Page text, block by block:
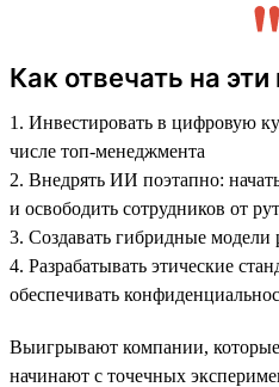
Как отвечать на
1. Инвестировать в цифровую
числе топ-менеджмента
2. Внедрять ИИ поэтапно:
и освободить сотрудников от
3. Создавать гибридные
4. Разрабатывать этические
обеспечивать
Выигрывают компании,
начинают с точечных